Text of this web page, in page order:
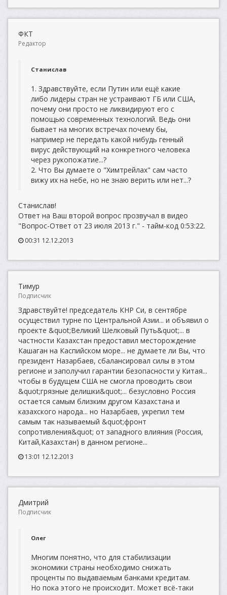
ФКТ
Редактор
Станислав
1. Здравствуйте, если Путин или ещё какие
либо лидеры стран не устраивают ГБ или США,
почему они просто не ликвидируют его с
помощью современных технологий. Ведь они
бывает на многих встречах почему бы,
например не передать какой нибудь генный
вирус действующий на конкретного человека
через рукопожатие...?
2. Что Вы думаете о "Химтрейлах" сам часто
вижу их на небе, но не знаю верить или нет...?
Станислав!
Ответ на Ваш второй вопрос прозвучал в видео
"Вопрос-Ответ от 23 июля 2013 г." - тайм-код 0:53:22.
00:31 12.12.2013
Тимур
Подписчик
Здравствуйте! председатель КНР Си, в сентябре
осуществил турне по Центральной Азии... и объявил о
проекте &quot;Великий Шелковый Путь&quot;... в
частности Казахстан предоставил месторождение
Кашаган на Каспийском море... не думаете ли Вы, что
президент Назарбаев, сбалансировал силы в этом
регионе и заполучил гарантии безопасности у Китая...
чтобы в будущем США не смогла проводить свои
&quot;грязные делишки&quot;... безусловно Россия
остается самым близким другом Казахстана и
казахского народа... но Назарбаев, укрепил тем
самым так называемый &quot;фронт
сопротивления&quot; от западного влияния (Россия,
Китай,Казахстан) в данном регионе...
13:01 12.12.2013
Дмитрий
Подписчик
Олег
Многим понятно, что для стабилизации
экономики страны необходимо снижать
проценты по выдаваемым банками кредитам.
Но пока этого не происходит. Может всё-таки